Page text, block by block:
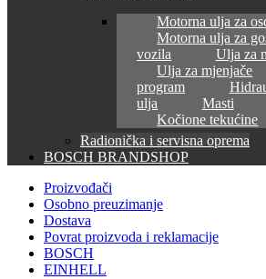
Motorna ulja za
Motorna ulja za
vozila
Ulja za
Ulja za mjenjače
program
ulja
Masti
Kočione tekućine
Radionička i servisna oprema
BOSCH BRANDSHOP
Proizvođači
Osobno preuzimanje
Dostava
Povrat proizvoda i reklamacije
BOSCH
EINHELL